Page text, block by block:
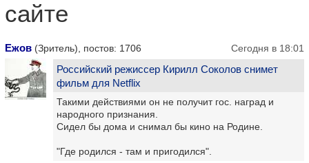
сайте
Ежов (Зритель), постов: 1706 Сегодня в 18:01
Российский режиссер Кирилл Соколов снимет
фильм для Netflix
Такими действиями он не получит гос. наград и
народного признания.
Сидел бы дома и снимал бы кино на Родине.
"Где родился - там и пригодился".